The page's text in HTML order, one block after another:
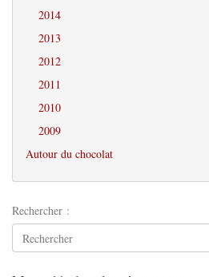
2014
2013
2012
2011
2010
2009
Autour du chocolat
Rechercher :